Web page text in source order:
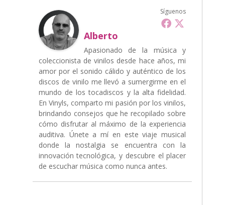
Síguenos
Alberto
Apasionado de la música y
coleccionista de vinilos desde hace años, mi
amor por el sonido cálido y auténtico de los
discos de vinilo me llevó a sumergirme en el
mundo de los tocadiscos y la alta fidelidad.
En Vinyls, comparto mi pasión por los vinilos,
brindando consejos que he recopilado sobre
cómo disfrutar al máximo de la experiencia
auditiva. Únete a mí en este viaje musical
donde la nostalgia se encuentra con la
innovación tecnológica, y descubre el placer
de escuchar música como nunca antes.